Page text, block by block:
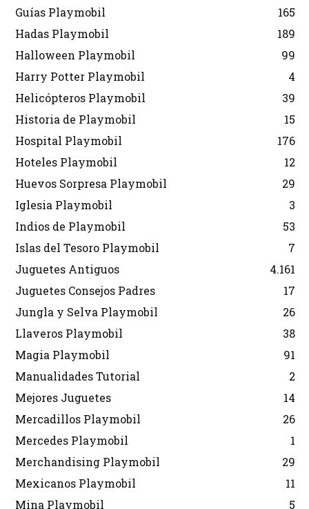
Guías Playmobil
165
Hadas Playmobil
189
Halloween Playmobil
99
Harry Potter Playmobil
4
Helicópteros Playmobil
39
Historia de Playmobil
15
Hospital Playmobil
176
Hoteles Playmobil
12
Huevos Sorpresa Playmobil
29
Iglesia Playmobil
3
Indios de Playmobil
53
Islas del Tesoro Playmobil
7
Juguetes Antiguos
4.161
Juguetes Consejos Padres
17
Jungla y Selva Playmobil
26
Llaveros Playmobil
38
Magia Playmobil
91
Manualidades Tutorial
2
Mejores Juguetes
14
Mercadillos Playmobil
26
Mercedes Playmobil
1
Merchandising Playmobil
29
Mexicanos Playmobil
11
Mina Playmobil
5